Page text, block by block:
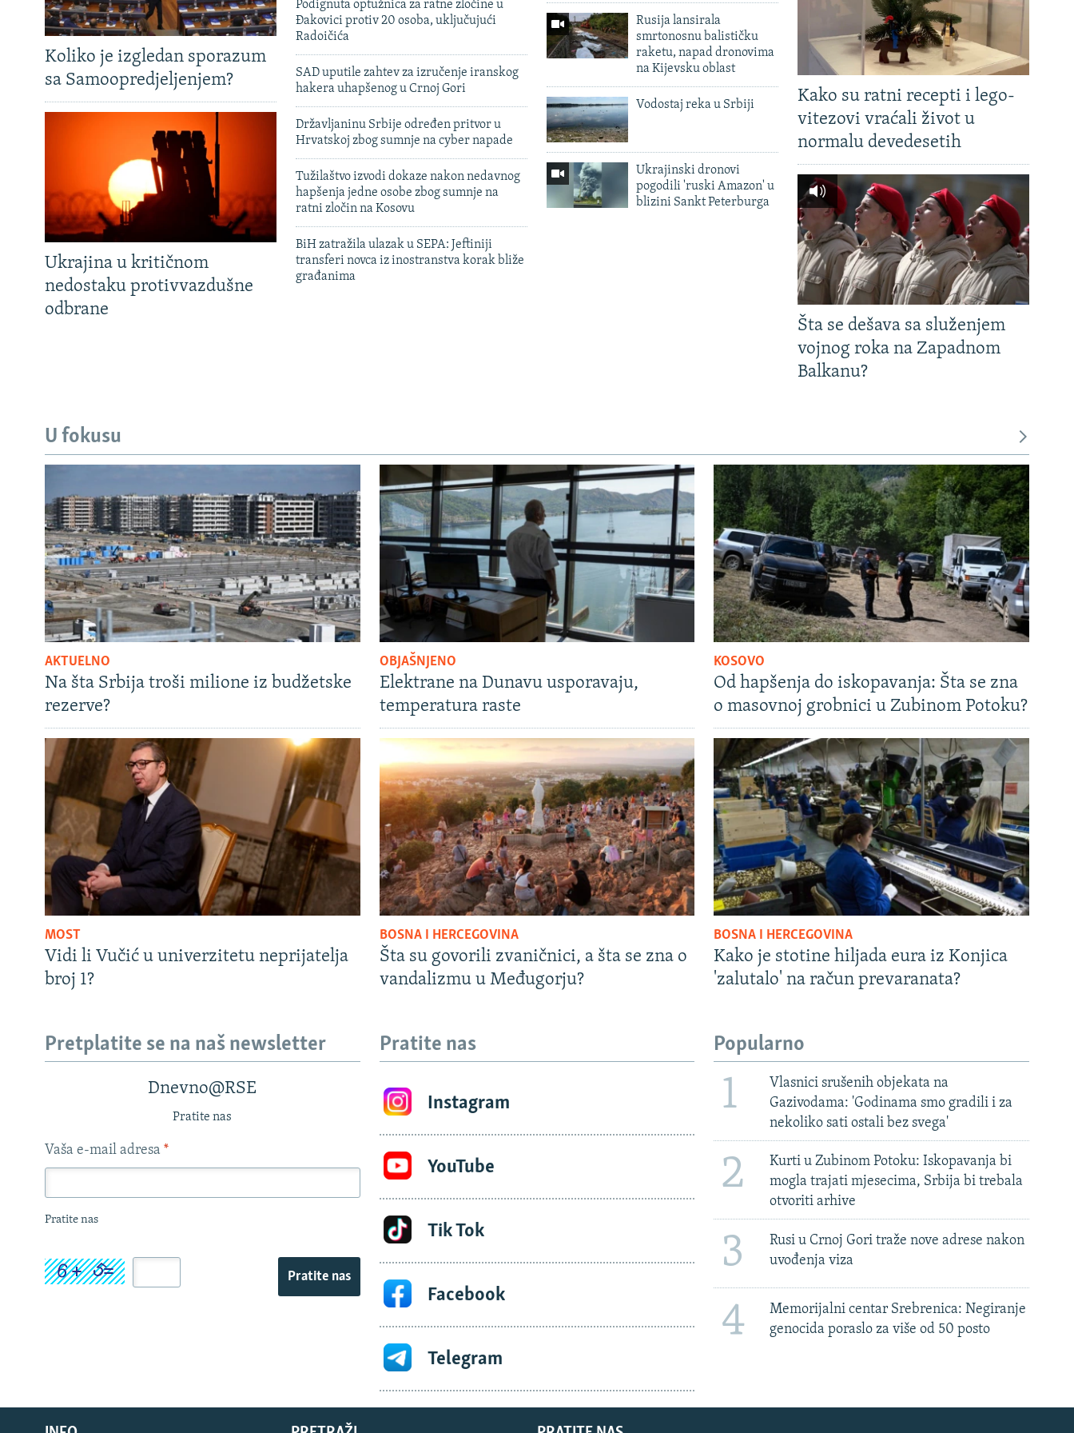
Koliko je izgledan sporazum
sa Samoopredjeljenjem?
Ukrajina u kritičnom
nedostaku protivvazdušne
odbrane
Podignuta optužnica za ratne zločine u
Đakovici protiv 20 osoba, uključujući
Radoičića
SAD uputile zahtev za izručenje iranskog
hakera uhapšenog u Crnoj Gori
Državljaninu Srbije određen pritvor u
Hrvatskoj zbog sumnje na cyber napade
Tužilaštvo izvodi dokaze nakon nedavnog
hapšenja jedne osobe zbog sumnje na
ratni zločin na Kosovu
BiH zatražila ulazak u SEPA: Jeftiniji
transferi novca iz inostranstva korak bliže
građanima
Rusija lansirala
smrtonosnu balističku
raketu, napad dronovima
na Kijevsku oblast
Vodostaj reka u Srbiji
Ukrajinski dronovi
pogodili 'ruski Amazon' u
blizini Sankt Peterburga
Kako su ratni recepti i lego-
vitezovi vraćali život u
normalu devedesetih
Šta se dešava sa služenjem
vojnog roka na Zapadnom
Balkanu?
U fokusu
AKTUELNO
Na šta Srbija troši milione iz budžetske
rezerve?
OBJAŠNJENO
Elektrane na Dunavu usporavaju,
temperatura raste
KOSOVO
Od hapšenja do iskopavanja: Šta se zna
o masovnoj grobnici u Zubinom Potoku?
MOST
Vidi li Vučić u univerzitetu neprijatelja
broj 1?
BOSNA I HERCEGOVINA
Šta su govorili zvaničnici, a šta se zna o
vandalizmu u Međugorju?
BOSNA I HERCEGOVINA
Kako je stotine hiljada eura iz Konjica
'zalutalo' na račun prevaranata?
Pretplatite se na naš newsletter
Dnevno@RSE
Pratite nas
Vaša e-mail adresa *
Pratite nas
Pratite nas
Pratite nas
Instagram
YouTube
Tik Tok
Facebook
Telegram
Popularno
1
Vlasnici srušenih objekata na
Gazivodama: 'Godinama smo gradili i za
nekoliko sati ostali bez svega'
2
Kurti u Zubinom Potoku: Iskopavanja bi
mogla trajati mjesecima, Srbija bi trebala
otvoriti arhive
3
Rusi u Crnoj Gori traže nove adrese nakon
uvođenja viza
4
Memorijalni centar Srebrenica: Negiranje
genocida poraslo za više od 50 posto